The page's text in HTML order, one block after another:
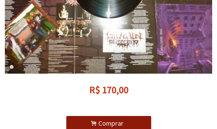
R$ 170,00
. Comprar